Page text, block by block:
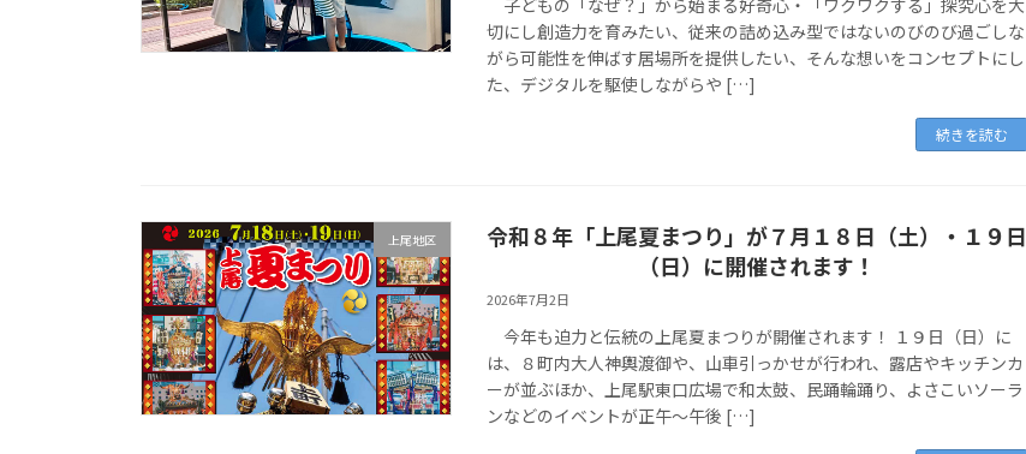
切にし創造力を育みたい、従来の詰め込み型ではないのびのび過ごしな
がら可能性を伸ばす居場所を提供したい、そんな想いをコンセプトにし
た、デジタルを駆使しながらや […]
続きを読む
上尾地区
令和８年「上尾夏まつり」が７月１８日（土）・１９日
（日）に開催されます！
2026年7月2日
今年も迫力と伝統の上尾夏まつりが開催されます！ １９日（日）に
は、８町内大人神輿渡御や、山車引っかせが行われ、露店やキッチンカ
ーが並ぶほか、上尾駅東口広場で和太鼓、民踊輪踊り、よさこいソーラ
ンなどのイベントが正午～午後 […]